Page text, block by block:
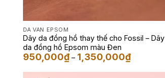
DA VÂN EPSOM
Dây da đồng hồ thay thế cho Fossil – Dây
da đồng hồ Epsom màu Đen
950,000₫ – 1,350,000₫Khoảng
giá:
từ